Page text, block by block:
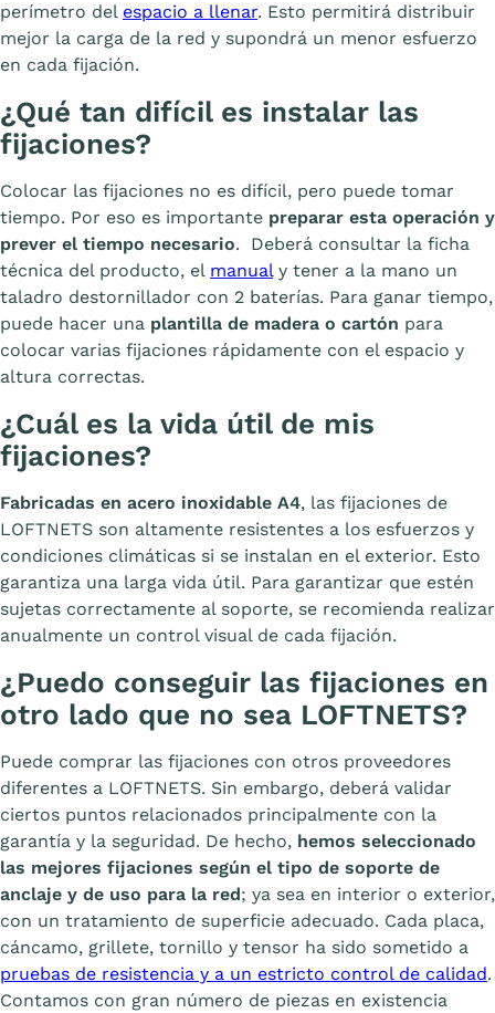
perímetro del espacio a llenar. Esto permitirá distribuir
mejor la carga de la red y supondrá un menor esfuerzo
en cada fijación.
¿Qué tan difícil es instalar las
fijaciones?
Colocar las fijaciones no es difícil, pero puede tomar
tiempo. Por eso es importante preparar esta operación y
prever el tiempo necesario. Deberá consultar la ficha
técnica del producto, el manualy tener a la mano un
taladro destornillador con 2 baterías. Para ganar tiempo,
puede hacer una plantilla de madera o cartón para
colocar varias fijaciones rápidamente con el espacio y
altura correctas.
¿Cuál es la vida útil de mis
fijaciones?
Fabricadas en acero inoxidable A4, las fijaciones de
LOFTNETS son altamente resistentes a los esfuerzos y
condiciones climáticas si se instalan en el exterior. Esto
garantiza una larga vida útil. Para garantizar que estén
sujetas correctamente al soporte, se recomienda realizar
anualmente un control visual de cada fijación.
¿Puedo conseguir las fijaciones en
otro lado que no sea LOFTNETS?
Puede comprar las fijaciones con otros proveedores
diferentes a LOFTNETS. Sin embargo, deberá validar
ciertos puntos relacionados principalmente con la
garantía y la seguridad. De hecho, hemos seleccionado
las mejores fijaciones según el tipo de soporte de
anclaje y de uso para la red; ya sea en interior o exterior,
con un tratamiento de superficie adecuado. Cada placa,
cáncamo, grillete, tornillo y tensor ha sido sometido a
pruebas de resistencia y a un estricto control de calidad.
Contamos con gran número de piezas en existencia